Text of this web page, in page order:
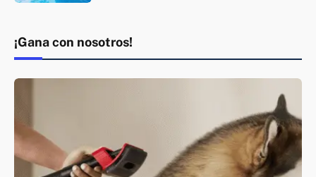
¡Gana con nosotros!